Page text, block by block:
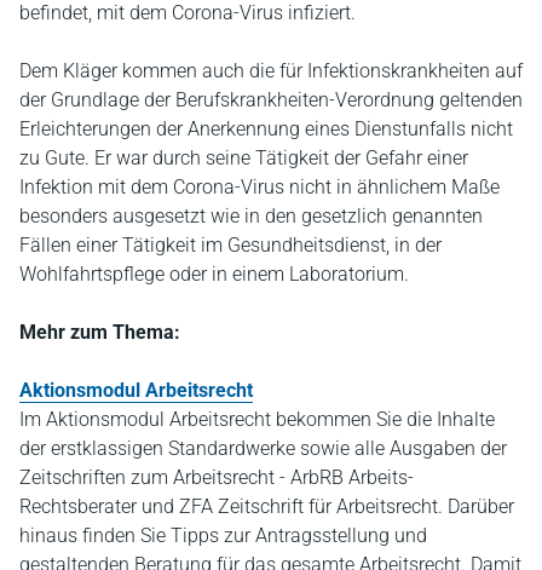
befindet, mit dem Corona-Virus infiziert.
Dem Kläger kommen auch die für Infektionskrankheiten auf
der Grundlage der Berufskrankheiten-Verordnung geltenden
Erleichterungen der Anerkennung eines Dienstunfalls nicht
zu Gute. Er war durch seine Tätigkeit der Gefahr einer
Infektion mit dem Corona-Virus nicht in ähnlichem Maße
besonders ausgesetzt wie in den gesetzlich genannten
Fällen einer Tätigkeit im Gesundheitsdienst, in der
Wohlfahrtspflege oder in einem Laboratorium.
Mehr zum Thema:
Aktionsmodul Arbeitsrecht
Im Aktionsmodul Arbeitsrecht bekommen Sie die Inhalte
der erstklassigen Standardwerke sowie alle Ausgaben der
Zeitschriften zum Arbeitsrecht - ArbRB Arbeits-
Rechtsberater und ZFA Zeitschrift für Arbeitsrecht. Darüber
hinaus finden Sie Tipps zur Antragsstellung und
gestaltenden Beratung für das gesamte Arbeitsrecht. Damit